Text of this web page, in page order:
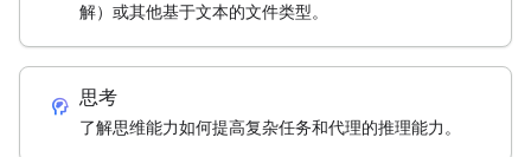
解）或其他基于文本的文件类型。
cognition_2 思考
了解思维能力如何提高复杂任务和代理的推理能力。